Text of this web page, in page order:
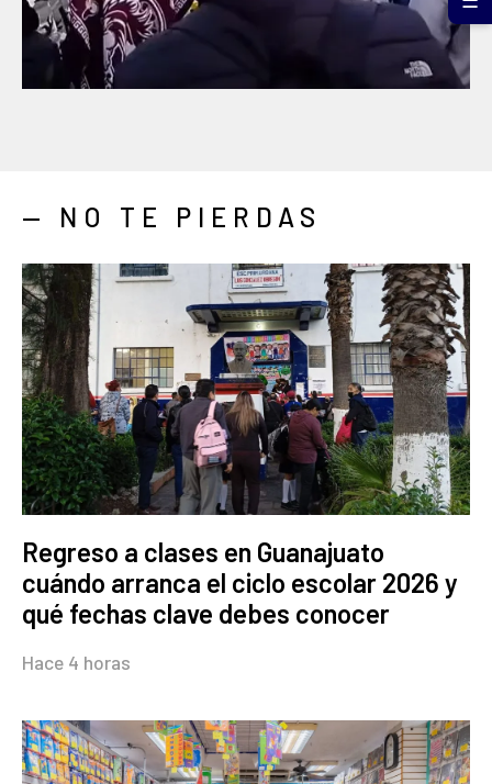
— NO TE PIERDAS
Regreso a clases en Guanajuato
cuándo arranca el ciclo escolar 2026 y
qué fechas clave debes conocer
Hace 4 horas